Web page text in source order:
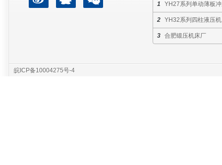
YH27系列单动薄板
YH32系列四柱液压机
合肥锻压机床厂
皖ICP备10004275号-4